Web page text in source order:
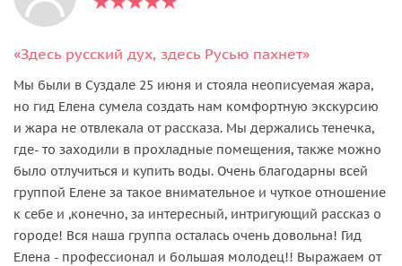
«Здесь русский дух, здесь Русью пахнет»
Мы были в Суздале 25 июня и стояла неописуемая жара,
но гид Елена сумела создать нам комфортную экскурсию
и жара не отвлекала от рассказа. Мы держались тенечка,
где- то заходили в прохладные помещения, также можно
было отлучиться и купить воды. Очень благодарны всей
группой Елене за такое внимательное и чуткое отношение
к себе и ,конечно, за интересный, интригующий рассказ о
городе! Вся наша группа осталась очень довольна! Гид
Елена - профессионал и большая молодец!! Выражаем от